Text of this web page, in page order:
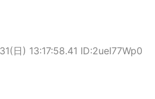
日) 13:17:58.41 ID:2ueI77Wp0